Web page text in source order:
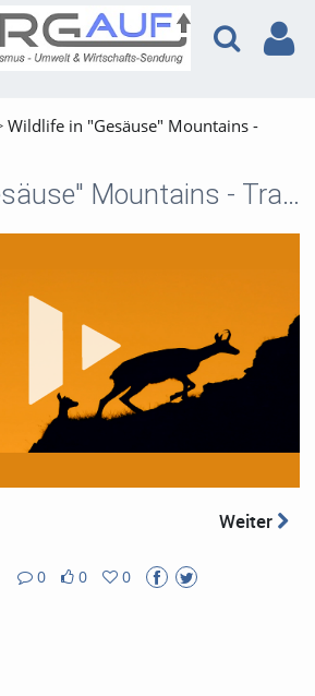
Wildlife in "Gesäuse" Mountains -
Wildlife in "Gesäuse" Mountains - Trailer
Weiter
0
0
0